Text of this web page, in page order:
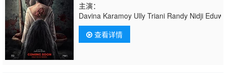
主演：
Davina Karamoy Ully Triani Randy Nidji
查看详情